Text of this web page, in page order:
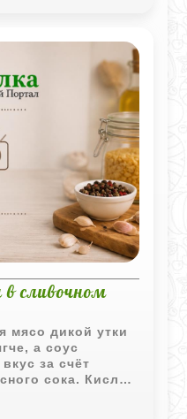
в сливочном
мясо дикой утки
а соус
за счёт
сока. Кислое
более нежной и
перебивая аромат